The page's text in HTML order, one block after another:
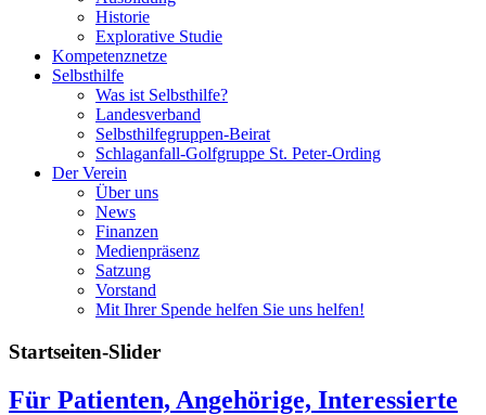
Historie
Explorative Studie
Kompetenznetze
Selbsthilfe
Was ist Selbsthilfe?
Landesverband
Selbsthilfegruppen-Beirat
Schlaganfall-Golfgruppe St. Peter-Ording
Der Verein
Über uns
News
Finanzen
Medienpräsenz
Satzung
Vorstand
Mit Ihrer Spende helfen Sie uns helfen!
Startseiten-Slider
Für Patienten, Angehörige, Interessierte